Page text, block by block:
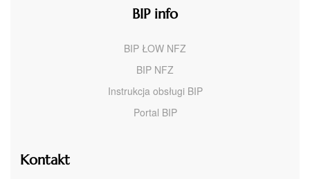
BIP info
BIP ŁOW NFZ
BIP NFZ
Instrukcja obsługi BIP
Portal BIP
Kontakt